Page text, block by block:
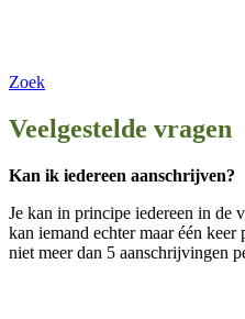
Zoek
Veelgestelde vragen
Kan ik iedereen aanschrijven?
Je kan in principe iedereen in de
kan iemand echter maar één
niet meer dan 5 aanschrijvingen